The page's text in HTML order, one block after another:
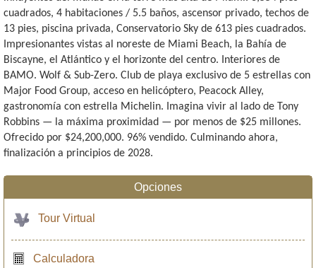
cuadrados, 4 habitaciones / 5.5 baños, ascensor privado, techos de
13 pies, piscina privada, Conservatorio Sky de 613 pies cuadrados.
Impresionantes vistas al noreste de Miami Beach, la Bahía de
Biscayne, el Atlántico y el horizonte del centro. Interiores de
BAMO. Wolf & Sub-Zero. Club de playa exclusivo de 5 estrellas con
Major Food Group, acceso en helicóptero, Peacock Alley,
gastronomía con estrella Michelin. Imagina vivir al lado de Tony
Robbins — la máxima proximidad — por menos de $25 millones.
Ofrecido por $24,200,000. 96% vendido. Culminando ahora,
finalización a principios de 2028.
Opciones
Tour Virtual
Calculadora